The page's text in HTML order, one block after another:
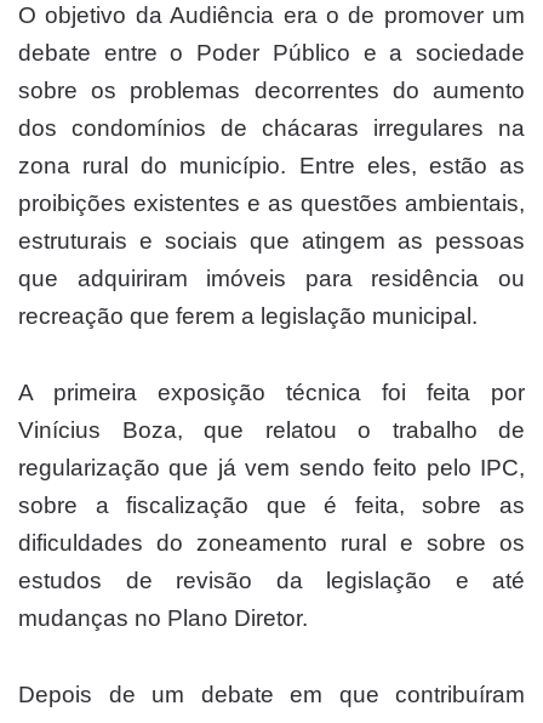
O objetivo da Audiência era o de promover um
debate entre o Poder Público e a sociedade
sobre os problemas decorrentes do aumento
dos condomínios de chácaras irregulares na
zona rural do município. Entre eles, estão as
proibições existentes e as questões ambientais,
estruturais e sociais que atingem as pessoas
que adquiriram imóveis para residência ou
recreação que ferem a legislação municipal.
A primeira exposição técnica foi feita por
Vinícius Boza, que relatou o trabalho de
regularização que já vem sendo feito pelo IPC,
sobre a fiscalização que é feita, sobre as
dificuldades do zoneamento rural e sobre os
estudos de revisão da legislação e até
mudanças no Plano Diretor.
Depois de um debate em que contribuíram